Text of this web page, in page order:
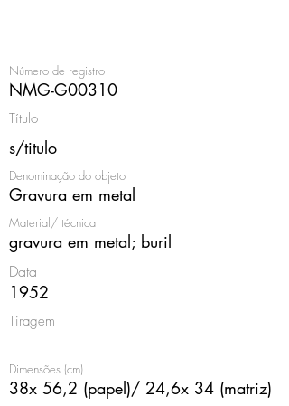
Número de registro
NMG-G00310
Título
s/titulo
Denominação do objeto
Gravura em metal
Material/ técnica
gravura em metal; buril
Data
1952
Tiragem
Dimensões (cm)
38x 56,2 (papel)/ 24,6x 34 (matriz)